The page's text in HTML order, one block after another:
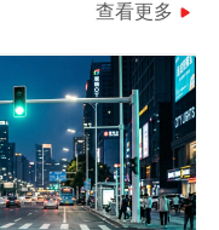
查看更多